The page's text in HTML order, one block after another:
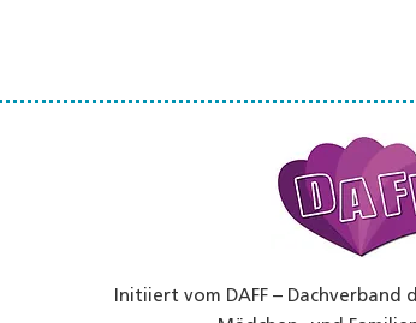
Initiiert vom DAFF – Dachverband